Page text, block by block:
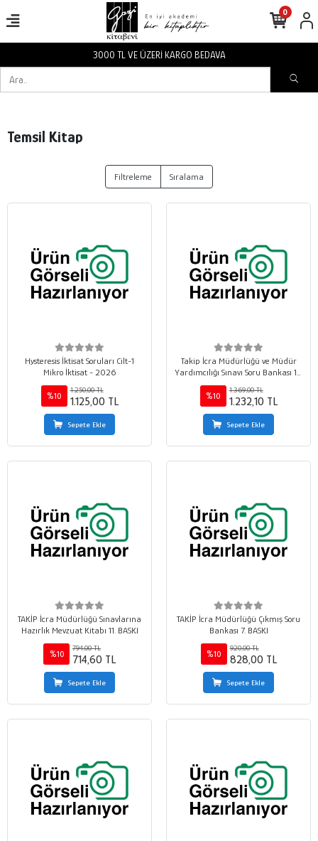
3000 TL VE ÜZERİ KARGO BEDAVA
0
Temsil Kitap
Filtreleme Sıralama
Hysteresis İktisat Soruları Cilt-1
Mikro İktisat - 2026
%10
1.250,00 TL
1.125,00 TL
Sepete Ekle
Takip İcra Müdürlüğü ve Müdür
Yardımcılığı Sınavı Soru Bankası 13.
%10
1.369,00 TL
1.232,10 TL
Sepete Ekle
TAKİP İcra Müdürlüğü Sınavlarına
Hazırlık Mevzuat Kitabı 11. BASKI
%10
794,00 TL
714,60 TL
Sepete Ekle
TAKİP İcra Müdürlüğü Çıkmış Soru
Bankası 7. BASKI
%10
920,00 TL
828,00 TL
Sepete Ekle